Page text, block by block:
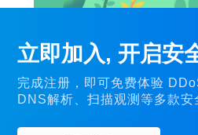
立即加入, 开启安
完成注册，即可免费体验
DNS解析、扫描观测等多款安